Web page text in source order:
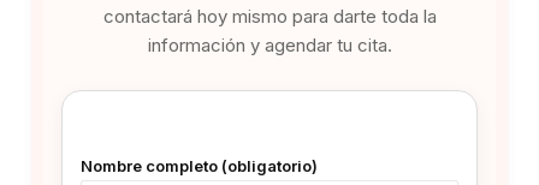
contactará hoy mismo para darte toda la
información y agendar tu cita.
Nombre completo (obligatorio)